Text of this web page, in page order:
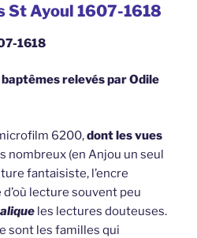
St Ayoul 1607-1618
1618
relevés par Odile
6200,dont les vues
nombreux (en Anjou un seul
fantaisiste, l’encre
lecture souvent peu
les lectures douteuses.
sont les familles qui